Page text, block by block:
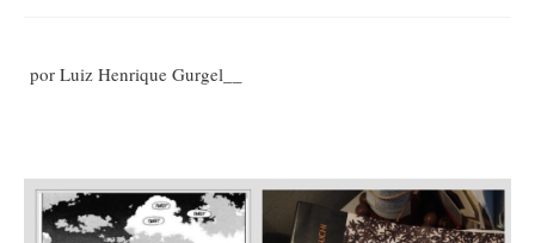
por Luiz Henrique Gurgel__